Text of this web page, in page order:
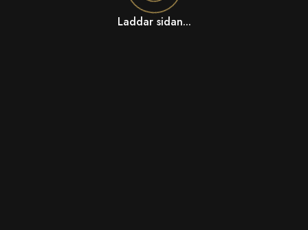
Laddar sidan...